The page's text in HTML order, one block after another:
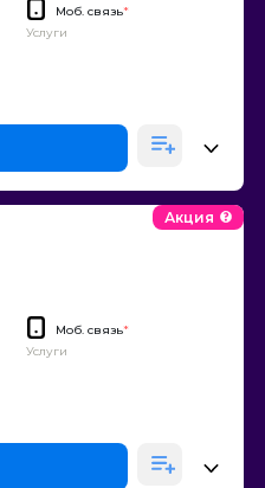
Моб. связь*
Услуги
Акция
Моб. связь*
Услуги